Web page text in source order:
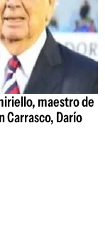
maestro de
Carrasco, Darío